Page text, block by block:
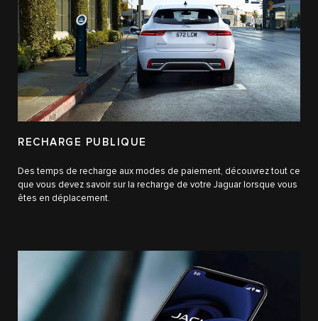
RECHARGE PUBLIQUE
Des temps de recharge aux modes de paiement, découvrez tout ce
que vous devez savoir sur la recharge de votre Jaguar lorsque vous
êtes en déplacement.